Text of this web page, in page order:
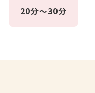
20分～30分